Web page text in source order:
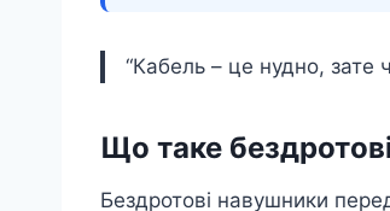
“Кабель – це нудно, зате
Що таке
Бездротові навушники